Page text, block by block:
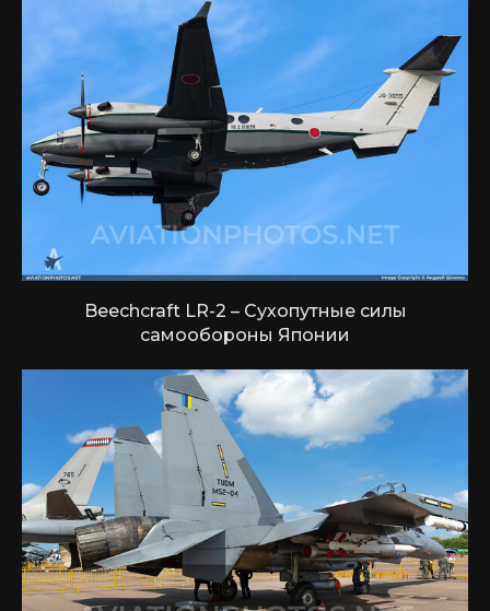
Beechcraft LR-2 – Сухопутные силы
самообороны Японии